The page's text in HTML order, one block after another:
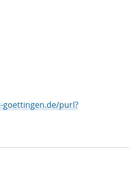
purl?